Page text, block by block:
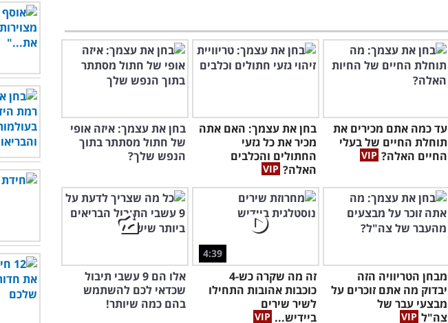
עד כמה אתם מכירים את
תוחלת החיים של בעלי
החיים האלה?
בחן את עצמך: האם אתה
מכיר את כל גזעי
החתולים והכלבים
האלה?
בחן את עצמך: איזה אופי
של חתול מסתתר בתוך
הנפש שלך?
מבחן הטריוויה הזה
יבדוק מה אתם זוכרים על
מבצעי עבר של
צה"ל
4:39
זה מה שקרה כש-4
כוכבות אהובות התחילו
לשיר שירים
ביידיש...
אלו הם 9 עשבי תיבול
שכדאי לכם להשתמש
בהם כמה שיותר!